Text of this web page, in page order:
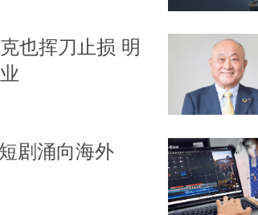
也挥刀止损 明
剧涌向海外